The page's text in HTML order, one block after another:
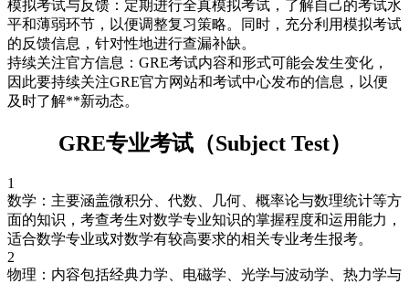
模拟考试与反馈：定期进行全真模拟考试，了解自己的考试水
平和薄弱环节，以便调整复习策略。同时，充分利用模拟考试
的反馈信息，针对性地进行查漏补缺。
持续关注官方信息：GRE考试内容和形式可能会发生变化，
因此要持续关注GRE官方网站和考试中心发布的信息，以便
及时了解**新动态。
GRE专业考试（Subject Test）
1
数学：主要涵盖微积分、代数、几何、概率论与数理统计等方
面的知识，考查考生对数学专业知识的掌握程度和运用能力，
适合数学专业或对数学有较高要求的相关专业考生报考。
2
物理：内容包括经典力学、电磁学、光学与波动学、热力学与